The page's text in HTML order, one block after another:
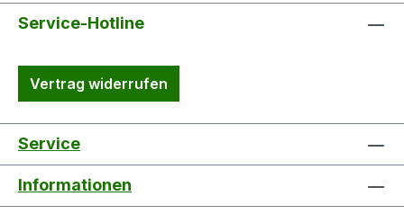
Service-Hotline
Vertrag widerrufen
Service
Informationen